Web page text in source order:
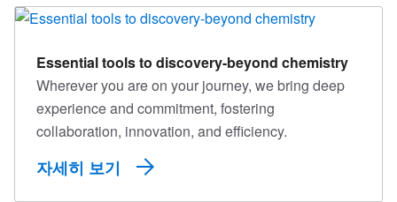
Essential tools to discovery-beyond chemistry
Wherever you are on your journey, we bring deep
experience and commitment, fostering
collaboration, innovation, and efficiency.
자세히 보기